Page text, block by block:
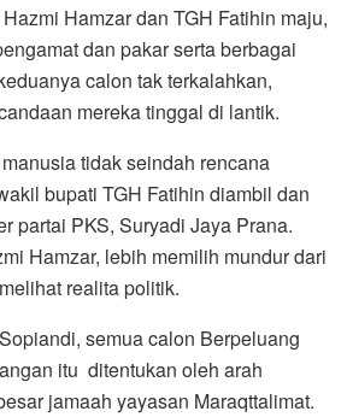
Hamzar dan TGH Fatihin maju,
dan pakar serta berbagai
calon tak terkalahkan,
mereka tinggal di lantik.
tidak seindah rencana
bupati TGH Fatihin diambil dan
partai PKS, Suryadi Jaya Prana.
Hamzar, lebih memilih mundur dari
realita politik.
semua calon Berpeluang
itu ditentukan oleh arah
jamaah yayasan Maraqttalimat.